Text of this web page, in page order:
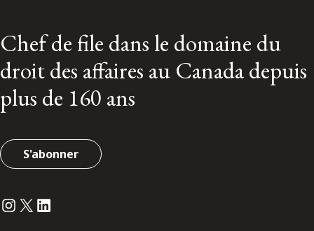
Chef de file dans le domaine du
droit des affaires au Canada depuis
plus de 160 ans
S'abonner
Instagram
Twitter
LinkedIn